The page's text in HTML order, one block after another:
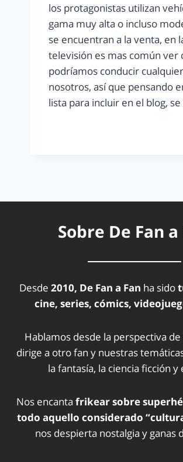
los protagonistas utilizan
gama muy alta o incluso
se encuentran a la venta, en
televisión es mas común ver
podríamos conducir
nosotros, así que pensando
lista para incluir en el blog,
Sobre De Fan a
Desde 2010, De Fan a Fan ha sido
cine, series, cómics,
Hablamos desde la perspectiva
dirige a otro fan y nuestras
la fantasía, la ciencia ficción
Nos encanta frikear sobre
todo aquello considerado
nos despierta nostalgia y ganas